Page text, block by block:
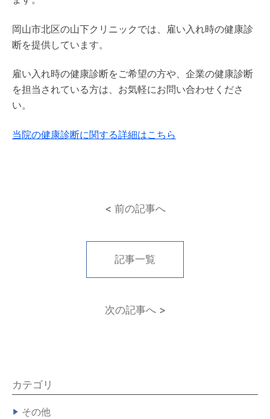
岡山市北区の山下クリニックでは、雇い入れ時の健康診
断を提供しています。
雇い入れ時の健康診断をご希望の方や、企業の健康診断
を担当されている方は、お気軽にお問い合わせくださ
い。
当院の健康診断に関する詳細はこちら
< 前の記事へ
記事一覧
次の記事へ >
カテゴリ
その他